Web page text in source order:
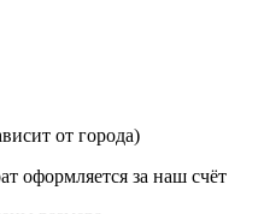
от города)
оформляется за наш счёт